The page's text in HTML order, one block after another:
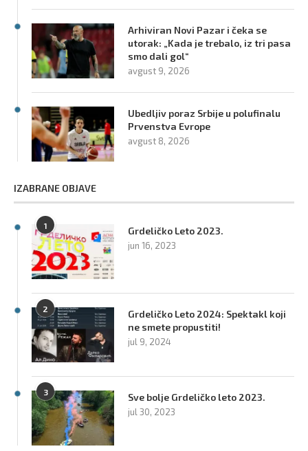
Arhiviran Novi Pazar i čeka se
utorak: „Kada je trebalo, iz tri pasa
smo dali gol“
avgust 9, 2026
Ubedljiv poraz Srbije u polufinalu
Prvenstva Evrope
avgust 8, 2026
IZABRANE OBJAVE
1 Grdeličko Leto 2023.
jun 16, 2023
2
Grdeličko Leto 2024: Spektakl koji
ne smete propustiti!
jul 9, 2024
3 Sve bolje Grdeličko leto 2023.
jul 30, 2023